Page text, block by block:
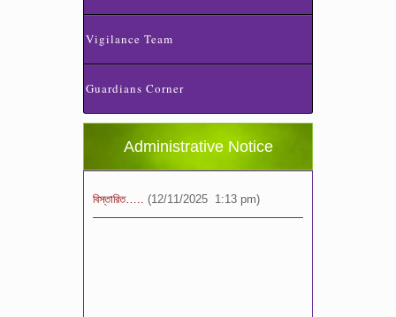
Vigilance Team
Guardians Corner
Administrative Notice
(20/07/2026 2:14 pm)
২০২৬ শিক্ষাবর্ষে ভর্তি পুন: বিজ্ঞপ্তিঃ শিশু থেকে নবম
(11/12/2025 2:38 pm)